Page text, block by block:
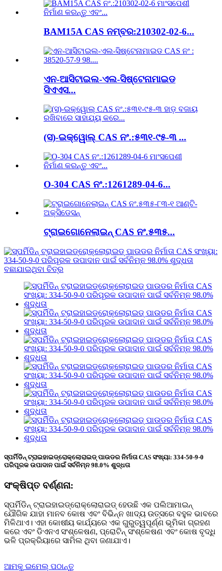
BAM15A CAS ନମ୍ବର:210302-02-6...
ଏନ-ଆସିଟାଇଲ-ଏଲ-ସିଷ୍ଟେନାମାଇଡ
ସିଏଏସ...
(ସ)-ଇକ୍ୱୋଲ୍ CAS ନଂ.:୫୩୧-୯୫-୩ ...
O-304 CAS ନଂ.:1261289-04-6...
ଟ୍ରାଇଗୋନେଲାଇନ୍ CAS ନଂ.୫୩୫...
ସ୍ପର୍ମିଡିନ୍ ଟ୍ରାଇହାଇଡ୍ରୋକ୍ଲୋରାଇଡ୍ ପାଉଡର ନିର୍ମାତା CAS ସଂଖ୍ୟା: 334-50-9-0
ପରିପୂରକ ଉପାଦାନ ପାଇଁ ସର୍ବନିମ୍ନ 98.0% ଶୁଦ୍ଧତା
ସଂକ୍ଷିପ୍ତ ବର୍ଣ୍ଣନା:
ସ୍ପର୍ମିଡିନ୍ ଟ୍ରାଇହାଇଡ୍ରୋକ୍ଲୋରାଇଡ୍ ହେଉଛି ଏକ ପଲିଆମାଇନ୍
ଯୌଗିକ ଯାହା ମାନବ କୋଷ ଏବଂ ବିଭିନ୍ନ ଖାଦ୍ୟ ଉତ୍ସରେ ବହୁଳ ଭାବରେ
ମିଳିଥାଏ। ଏହା କୋଷୀୟ କାର୍ଯ୍ୟରେ ଏକ ଗୁରୁତ୍ୱପୂର୍ଣ୍ଣ ଭୂମିକା ଗ୍ରହଣ
କରେ ଏବଂ ଡିଏନଏ ସଂଶ୍ଳେଷଣ, ପ୍ରୋଟିନ୍ ସଂଶ୍ଳେଷଣ ଏବଂ କୋଷ ବୃଦ୍ଧି
ଭଳି ପ୍ରକ୍ରିୟାରେ ସାମିଲ ଥିବା ଜଣାଯାଏ।
ଆମକୁ ଇମେଲ୍ ପଠାନ୍ତୁ